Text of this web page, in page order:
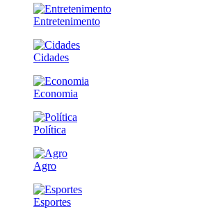
Entretenimento
Cidades
Economia
Política
Agro
Esportes